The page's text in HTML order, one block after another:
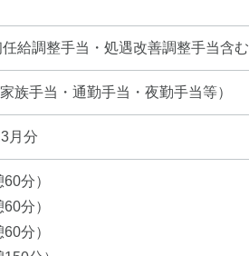
給調整手当・処遇改善調整手当含む
族手当・通勤手当・夜勤手当等）
月分
分）
分）
分）